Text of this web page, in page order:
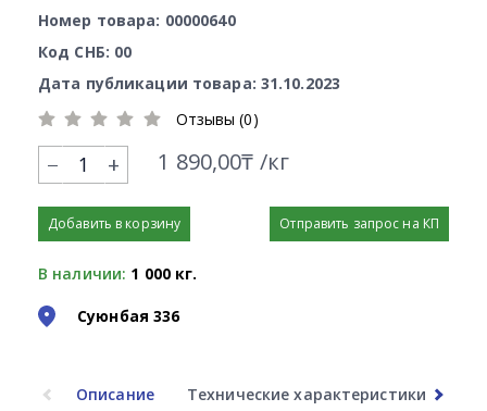
Номер товара: 00000640
Код СНБ: 00
Дата публикации товара: 31.10.2023
Отзывы (0)
+ 1 890,00₸ /кг
Добавить в корзину Отправить запрос на КП
В наличии: 1 000 кг.
Суюнбая 336
Описание Технические характеристики